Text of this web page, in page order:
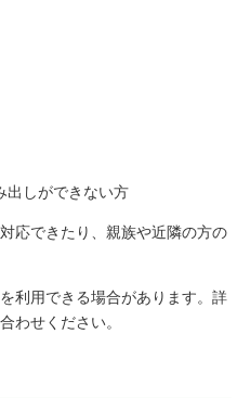
しができない方
応できたり、親族や近隣の方の
利用できる場合があります。詳
わせください。